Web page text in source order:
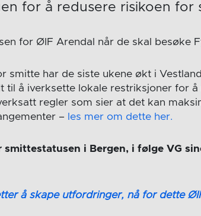
for å redusere risikoen for
for ØIF Arendal når de skal besøke
smitte har de siste ukene økt i
til å iverksette lokale restriksjoner for
regler som sier at det kan
– les mer om dette her.
smittestatusen i Bergen, i følge VG
å skape utfordringer, nå for dette